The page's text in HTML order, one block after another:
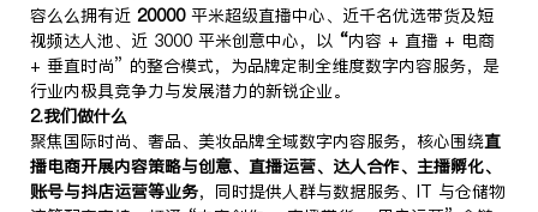
容么么拥有近 20000 平米超级直播中心、近千名优选带货及短
视频达人池、近 3000 平米创意中心，以 “内容 + 直播 + 电商
+ 垂直时尚” 的整合模式，为品牌定制全维度数字内容服务，是
行业内极具竞争力与发展潜力的新锐企业。
2.我们做什么
聚焦国际时尚、奢品、美妆品牌全域数字内容服务，核心围绕直
播电商开展内容策略与创意、直播运营、达人合作、主播孵化、
账号与抖店运营等业务，同时提供人群与数据服务、IT 与仓储物